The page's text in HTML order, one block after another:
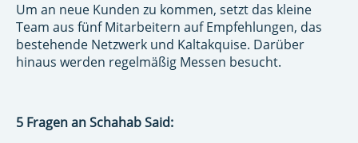
Um an neue Kunden zu kommen, setzt das kleine
Team aus fünf Mitarbeitern auf Empfehlungen, das
bestehende Netzwerk und Kaltakquise. Darüber
hinaus werden regelmäßig Messen besucht.
5 Fragen an Schahab Said: